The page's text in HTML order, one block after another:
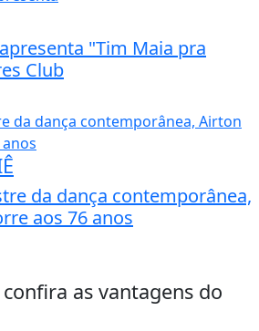
"Tim Maia pra
Club
da dança contemporânea,
aos 76 anos
as vantagens do